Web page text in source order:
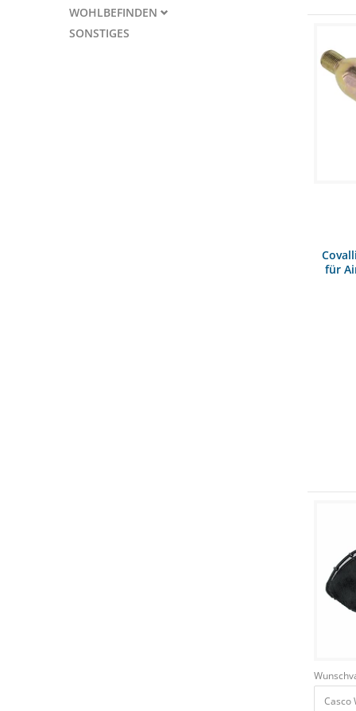
für
Casco
WOHLBEFINDEN
SONSTIGES